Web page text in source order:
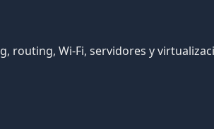
routing, Wi‑Fi, servidores y